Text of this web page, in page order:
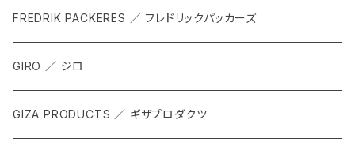
FREDRIK PACKERES ／ フレドリックパッカーズ
GIRO ／ ジロ
GIZA PRODUCTS ／ ギザプロダクツ